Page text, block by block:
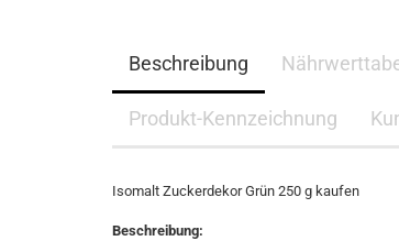
Beschreibung
Produkt-Kennzeichnung
Isomalt Zuckerdekor Grün 250 g kaufen
Beschreibung: